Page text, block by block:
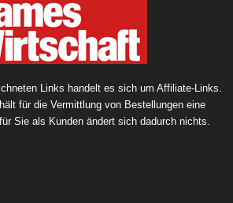
Links handelt es sich um Affiliate-Links.
für die Vermittlung von Bestellungen eine
Sie als Kunden ändert sich dadurch nichts.